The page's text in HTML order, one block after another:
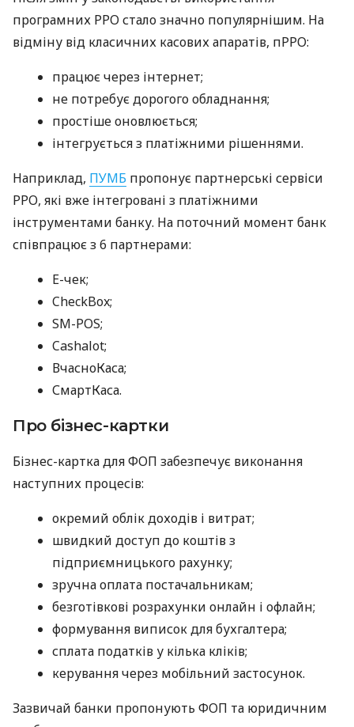
програмних РРО стало значно популярнішим. На
відміну від класичних касових апаратів, пРРО:
працює через інтернет;
не потребує дорогого обладнання;
простіше оновлюється;
інтегрується з платіжними рішеннями.
Наприклад, ПУМБ пропонує партнерські сервіси
РРО, які вже інтегровані з платіжними
інструментами банку. На поточний момент банк
співпрацює з 6 партнерами:
E-чек;
CheckBox;
SM-POS;
Cashalot;
ВчасноКаса;
СмартКаса.
Про бізнес-картки
Бізнес-картка для ФОП забезпечує виконання
наступних процесів:
окремий облік доходів і витрат;
швидкий доступ до коштів з
підприємницького рахунку;
зручна оплата постачальникам;
безготівкові розрахунки онлайн і офлайн;
формування виписок для бухгалтера;
сплата податків у кілька кліків;
керування через мобільний застосунок.
Зазвичай банки пропонують ФОП та юридичним